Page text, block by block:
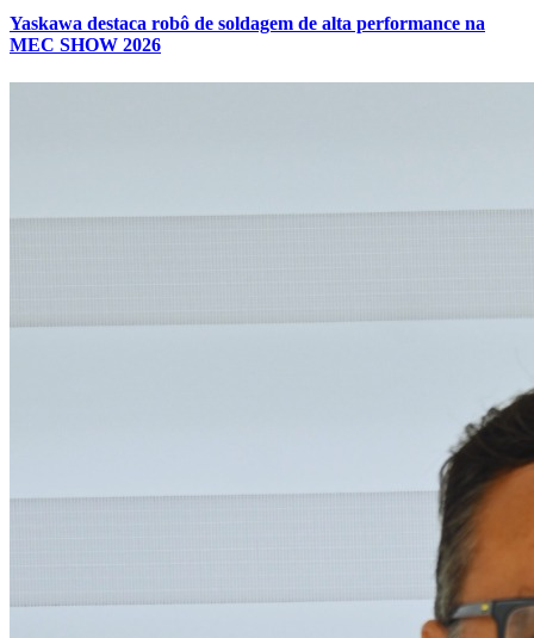
Yaskawa destaca robô de soldagem de alta performance na
MEC SHOW 2026